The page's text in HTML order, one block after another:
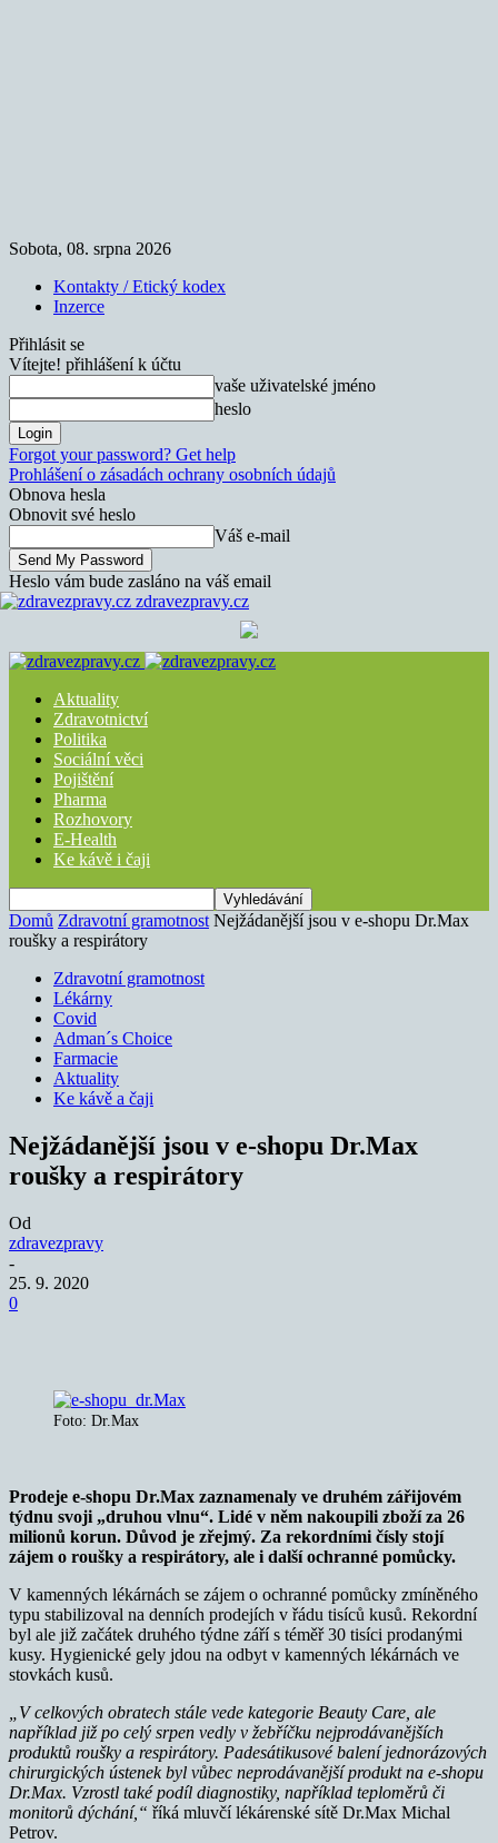
Sobota, 08. srpna 2026
Kontakty / Etický kodex
Inzerce
Přihlásit se
Vítejte! přihlášení k účtu
vaše uživatelské jméno
heslo
Forgot your password? Get help
Prohlášení o zásadách ochrany osobních údajů
Obnova hesla
Obnovit své heslo
Váš e-mail
Heslo vám bude zasláno na váš email
zdravezpravy.cz
Aktuality
Zdravotnictví
Politika
Sociální věci
Pojištění
Pharma
Rozhovory
E-Health
Ke kávě i čaji
Domů Zdravotní gramotnost Nejžádanější jsou v e-shopu Dr.Max
roušky a respirátory
Zdravotní gramotnost
Lékárny
Covid
Adman´s Choice
Farmacie
Aktuality
Ke kávě a čaji
Nejžádanější jsou v e-shopu Dr.Max
roušky a respirátory
Od
zdravezpravy
-
25. 9. 2020
0
Foto: Dr.Max
Prodeje e-shopu Dr.Max zaznamenaly ve druhém zářijovém
týdnu svoji „druhou vlnu“. Lidé v něm nakoupili zboží za 26
milionů korun. Důvod je zřejmý. Za rekordními čísly stojí
zájem o roušky a respirátory, ale i další ochranné pomůcky.
V kamenných lékárnách se zájem o ochranné pomůcky zmíněného
typu stabilizoval na denních prodejích v řádu tisíců kusů. Rekordní
byl ale již začátek druhého týdne září s téměř 30 tisíci prodanými
kusy. Hygienické gely jdou na odbyt v kamenných lékárnách ve
stovkách kusů.
„V celkových obratech stále vede kategorie Beauty Care, ale
například již po celý srpen vedly v žebříčku nejprodávanějších
produktů roušky a respirátory. Padesátikusové balení jednorázových
chirurgických ústenek byl vůbec neprodávanější produkt na e-shopu
Dr.Max. Vzrostl také podíl diagnostiky, například teploměrů či
monitorů dýchání,“ říká mluvčí lékárenské sítě Dr.Max Michal
Petrov.